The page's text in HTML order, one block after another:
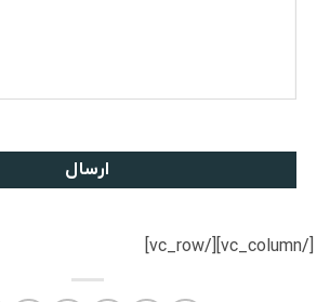
[/vc_column][/vc_row]